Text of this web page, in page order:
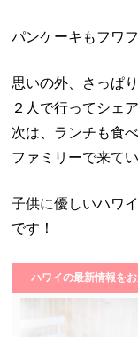
パンケーキもフワ
思いの外、さっぱ
２人で行ってシェ
次は、ランチも食
ファミリーで来て
子供に優しいハワ
です！
ハワイの最新情報を